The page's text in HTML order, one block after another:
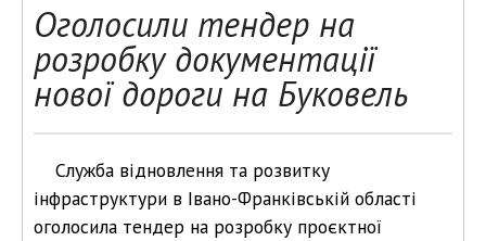
Оголосили тендер на
розробку документації
нової дороги на Буковель
Служба відновлення та розвитку
інфраструктури в Івано-Франківській області
оголосила тендер на розробку проєктної